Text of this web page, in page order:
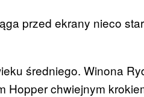
przed ekrany nieco
średniego. Winona
Hopper chwiejnym